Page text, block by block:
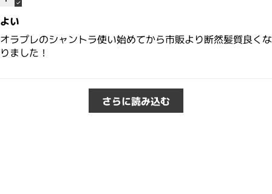
よい
オラプレのシャントラ使い始めてから市販より断然髪質良くな
りました！
さらに読み込む